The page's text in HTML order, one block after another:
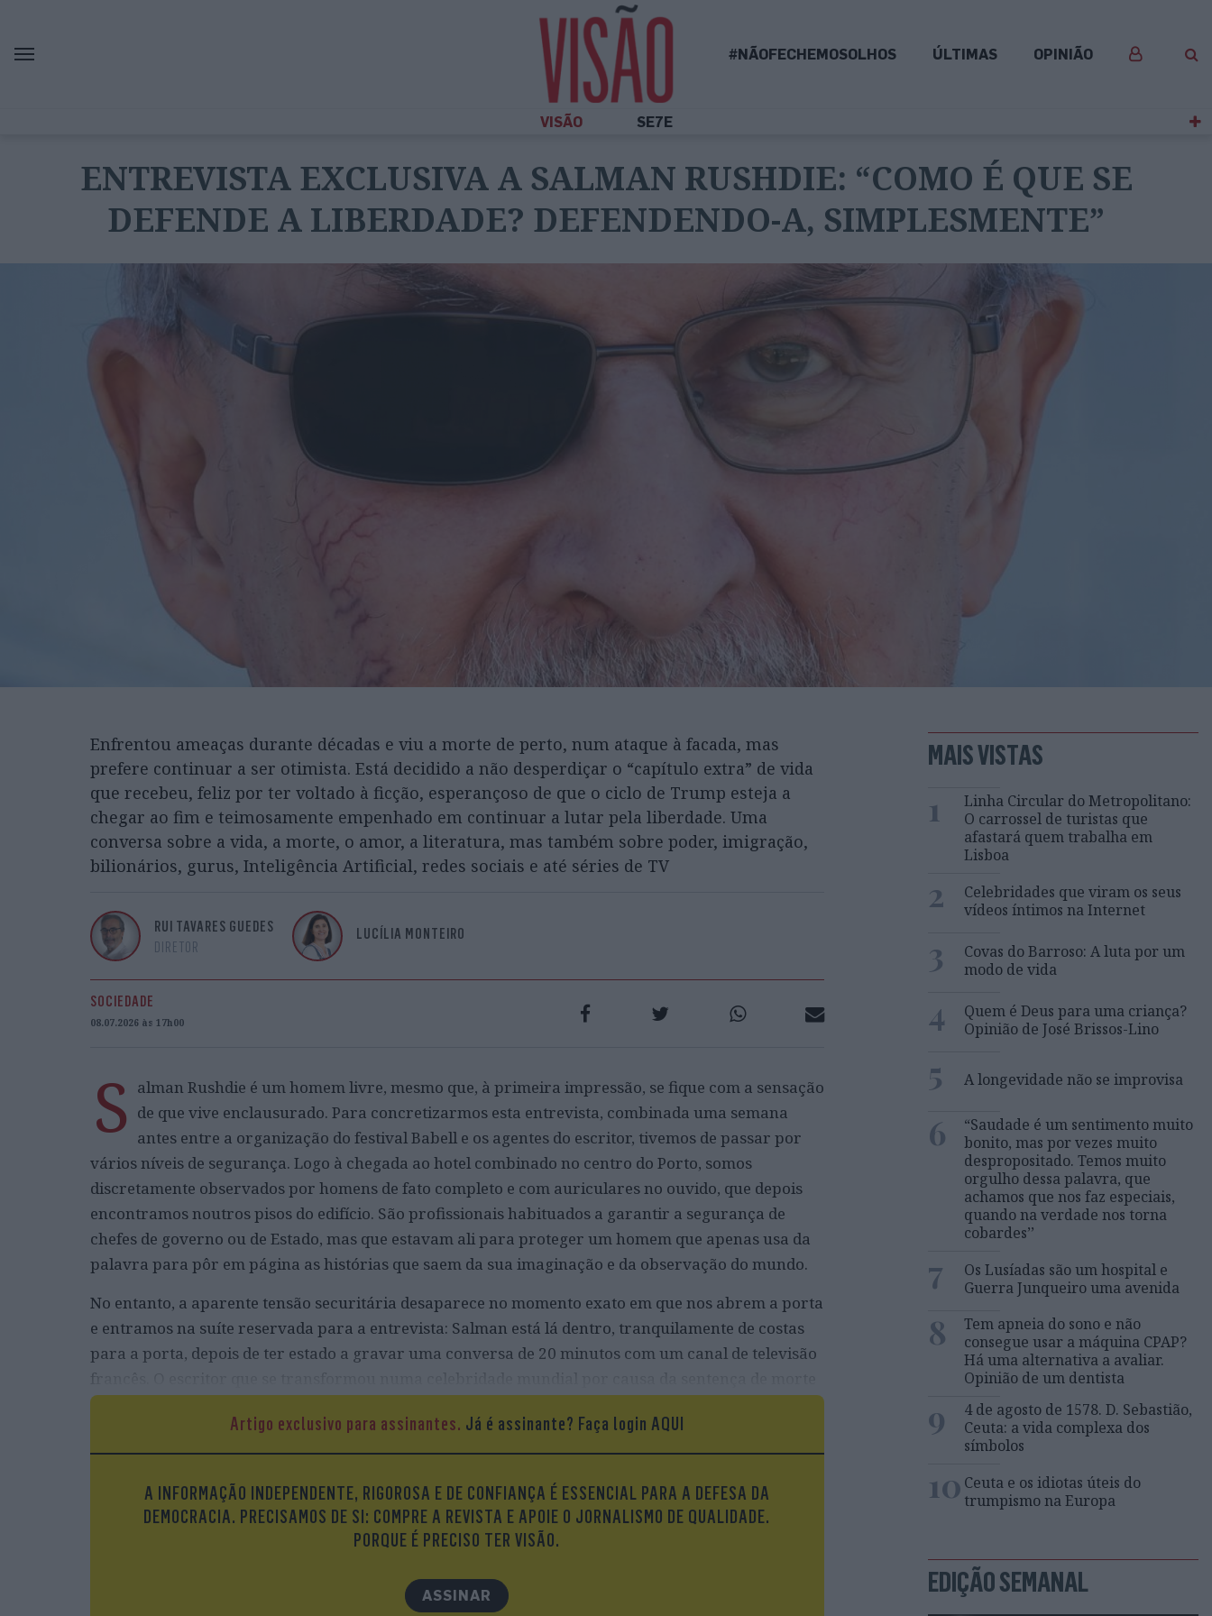
#NÃOFECHEMOSOLHOS ÚLTIMAS OPINIÃO
VISÃO SE7E
ENTREVISTA EXCLUSIVA A SALMAN RUSHDIE: “COMO É QUE SE
DEFENDE A LIBERDADE? DEFENDENDO-A, SIMPLESMENTE”
Enfrentou ameaças durante décadas e viu a morte de perto, num ataque à facada, mas
prefere continuar a ser otimista. Está decidido a não desperdiçar o “capítulo extra” de vida
que recebeu, feliz por ter voltado à ficção, esperançoso de que o ciclo de Trump esteja a
chegar ao fim e teimosamente empenhado em continuar a lutar pela liberdade. Uma
conversa sobre a vida, a morte, o amor, a literatura, mas também sobre poder, imigração,
bilionários, gurus, Inteligência Artificial, redes sociais e até séries de TV
RUI TAVARES GUEDES
DIRETOR
LUCÍLIA MONTEIRO
SOCIEDADE
08.07.2026 às 17h00
S alman Rushdie é um homem livre, mesmo que, à primeira impressão, se fique com a sensação
de que vive enclausurado. Para concretizarmos esta entrevista, combinada uma semana
antes entre a organização do festival Babell e os agentes do escritor, tivemos de passar por
vários níveis de segurança. Logo à chegada ao hotel combinado no centro do Porto, somos
discretamente observados por homens de fato completo e com auriculares no ouvido, que depois
encontramos noutros pisos do edifício. São profissionais habituados a garantir a segurança de
chefes de governo ou de Estado, mas que estavam ali para proteger um homem que apenas usa da
palavra para pôr em página as histórias que saem da sua imaginação e da observação do mundo.
No entanto, a aparente tensão securitária desaparece no momento exato em que nos abrem a porta
e entramos na suíte reservada para a entrevista: Salman está lá dentro, tranquilamente de costas
para a porta, depois de ter estado a gravar uma conversa de 20 minutos com um canal de televisão
francês. O escritor que se transformou numa celebridade mundial por causa da sentença de morte
que lhe foi decretada pelo aiatola Khomeini, em 1989, vira-se e abre o sorriso – que só não é
completo no rosto por causa da pala negra com que, nos óculos, esconde o olho que perdeu no
ataque à facada que sofreu, nos arredores de Nova Iorque, há quatro anos.
Artigo exclusivo para assinantes. Já é assinante? Faça login AQUI
A INFORMAÇÃO INDEPENDENTE, RIGOROSA E DE CONFIANÇA É ESSENCIAL PARA A DEFESA DA
DEMOCRACIA. PRECISAMOS DE SI: COMPRE A REVISTA E APOIE O JORNALISMO DE QUALIDADE.
PORQUE É PRECISO TER VISÃO.
ASSINAR
MAIS VISTAS
1
Linha Circular do Metropolitano:
O carrossel de turistas que
afastará quem trabalha em
Lisboa
2
Celebridades que viram os seus
vídeos íntimos na Internet
3
Covas do Barroso: A luta por um
modo de vida
4
Quem é Deus para uma criança?
Opinião de José Brissos-Lino
5 A longevidade não se improvisa
6
“Saudade é um sentimento muito
bonito, mas por vezes muito
despropositado. Temos muito
orgulho dessa palavra, que
achamos que nos faz especiais,
quando na verdade nos torna
cobardes’’
7
Os Lusíadas são um hospital e
Guerra Junqueiro uma avenida
8
Tem apneia do sono e não
consegue usar a máquina CPAP?
Há uma alternativa a avaliar.
Opinião de um dentista
9
4 de agosto de 1578. D. Sebastião,
Ceuta: a vida complexa dos
símbolos
10 Ceuta e os idiotas úteis do
trumpismo na Europa
EDIÇÃO SEMANAL